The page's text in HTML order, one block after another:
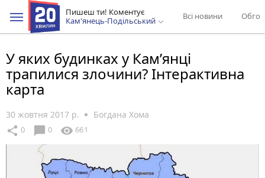
Пишеш ти! Коментує
Кам'янець-Подільський
Всі новини
У яких будинках у Кам’янці
трапилися злочини? Інтерактивна
карта
30 жовтня 2017 р. Богдана Хома
share 0 chat_bubble 0 visibility 661